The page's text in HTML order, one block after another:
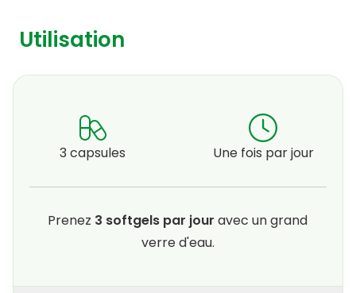
Utilisation
3 capsules Une fois par jour
Prenez 3 softgels par jour avec un grand
verre d'eau.